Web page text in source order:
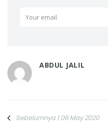
ABDUL JALIL
Sebelumnya | 06 May 2020